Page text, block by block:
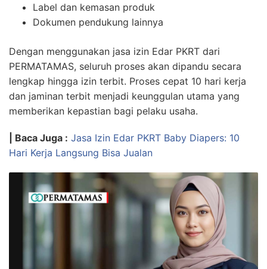
Label dan kemasan produk
Dokumen pendukung lainnya
Dengan menggunakan jasa izin Edar PKRT dari
PERMATAMAS, seluruh proses akan dipandu secara
lengkap hingga izin terbit. Proses cepat 10 hari kerja
dan jaminan terbit menjadi keunggulan utama yang
memberikan kepastian bagi pelaku usaha.
| Baca Juga : Jasa Izin Edar PKRT Baby Diapers: 10
Hari Kerja Langsung Bisa Jualan